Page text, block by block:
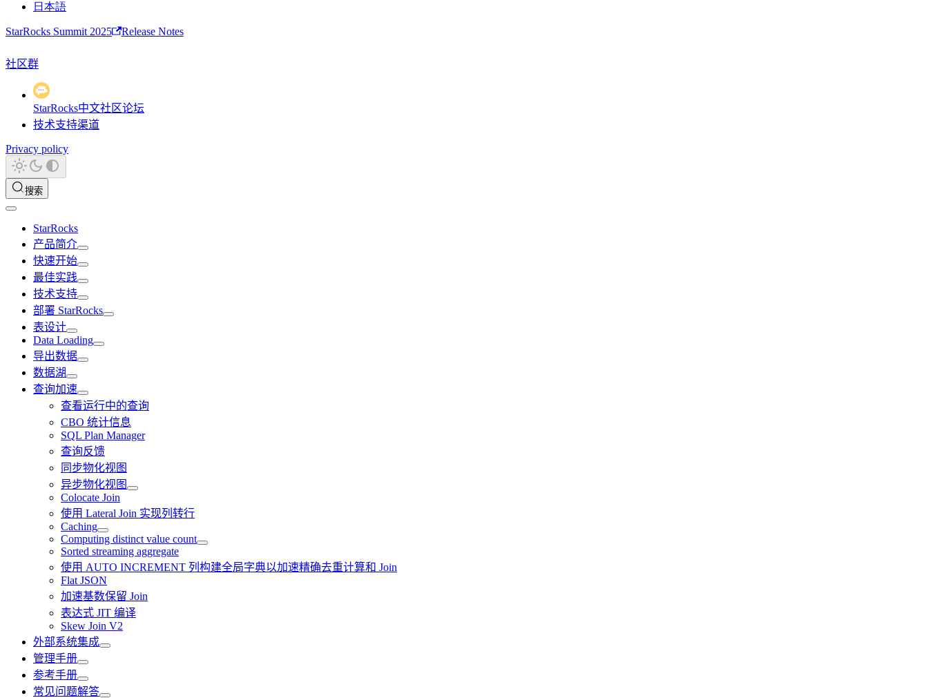
日本語
StarRocks Summit 2025 Release Notes
社区群
StarRocks中文社区论坛
技术支持渠道
Privacy policy
搜索
StarRocks
产品简介
快速开始
最佳实践
技术支持
部署 StarRocks
表设计
Data Loading
导出数据
数据湖
查询加速
查看运行中的查询
CBO 统计信息
SQL Plan Manager
查询反馈
同步物化视图
异步物化视图
Colocate Join
使用 Lateral Join 实现列转行
Caching
Computing distinct value count
Sorted streaming aggregate
使用 AUTO INCREMENT 列构建全局字典以加速精确去重计算和 Join
Flat JSON
加速基数保留 Join
表达式 JIT 编译
Skew Join V2
外部系统集成
管理手册
参考手册
常见问题解答